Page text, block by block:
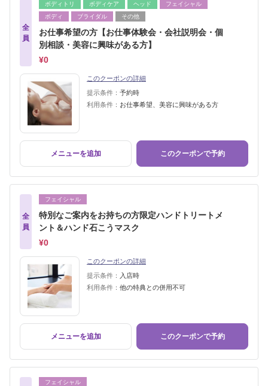
全
員
ボディトリ ボディケア ヘッド
フェイシャル
ボディ
ブライダル その他
お仕事希望の方【お仕事体験会・会社説明会・個
別相談・美容に興味がある方】
¥0
このクーポンの詳細
提示条件： 予約時
利用条件： お仕事希望、美容に興味がある方
メニューを追加 このクーポンで予約
全
員
フェイシャル
特別なご案内をお持ちの方限定ハンドトリートメ
ント＆ハンド石こうマスク
¥0
このクーポンの詳細
提示条件：
入店時
利用条件： 他の特典との併用不可
メニューを追加 このクーポンで予約
フェイシャル